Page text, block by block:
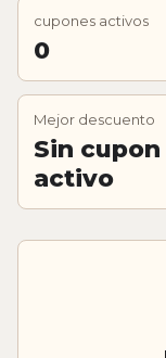
cupones activos
0
Mejor descuento
Sin cupon
activo